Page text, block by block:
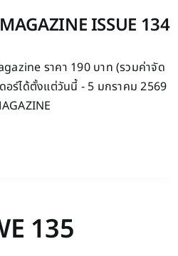
ISSUE 134
ราคา 190 บาท (รวมค่าจัด
อร์ได้ตั้งแต่วันนี้ - 5 มกราคม 2569
135